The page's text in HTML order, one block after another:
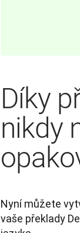
Díky
nikdy
Nyní můžete
vaše překlady